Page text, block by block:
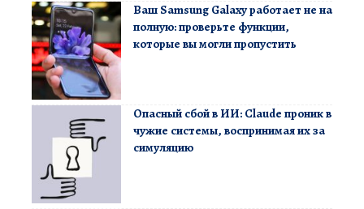
Ваш Samsung Galaxy работает не на
полную: проверьте функции,
которые вы могли пропустить
Опасный сбой в ИИ: Claude проник в
чужие системы, воспринимая их за
симуляцию